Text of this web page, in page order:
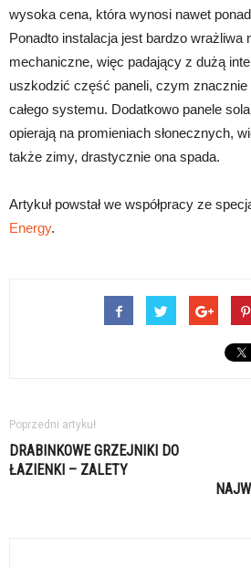
wysoka cena, która wynosi nawet
Ponadto instalacja jest bardzo wrażliwa
mechaniczne, więc padający z dużą
uszkodzić część paneli, czym
całego systemu. Dodatkowo panele
opierają na promieniach słonecznych,
także zimy, drastycznie ona spada.
Artykuł powstał we współpracy ze
Energy.
Poprzedni artykuł
DRABINKOWE GRZEJNIKI DO
ŁAZIENKI – ZALETY